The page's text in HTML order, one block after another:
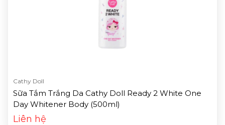
Cathy Doll
Sữa Tắm Trắng Da Cathy Doll Ready 2 White One
Day Whitener Body (500ml)
Liên hệ